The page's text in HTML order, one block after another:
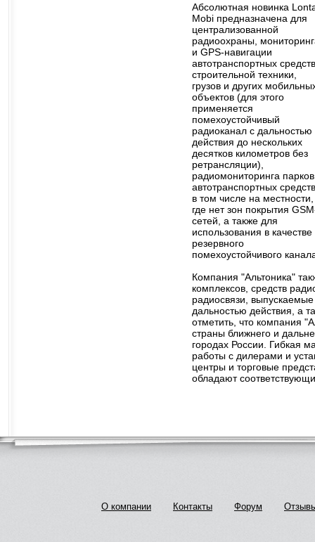
Абсолютная новинка
Mobi предназначена для
централизованной
радиоохраны,
и GPS-навигации
автотранспортных
строительной техники,
грузов и других
объектов (для этого
применяется
помехоустойчивый
радиоканал с дальностью
действия до нескольких
десятков километров без
ретрансляции),
радиомониторинга парков
автотранспортных
в том числе на местности,
где нет зон покрытия
сетей, а также для
использования в качестве
резервного
помехоустойчивого
Компания "Альтоника"
комплексов, средств
радиосвязи,
дальностью действия, а
отметить, что компания
страны ближнего и
городах России. Гибкая
работы с дилерами и
центры и торговые
обладают
О компании Контакты Форум